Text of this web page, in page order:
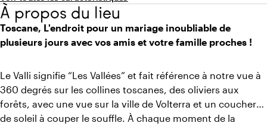
À propos du lieu
Toscane, L'endroit pour un mariage inoubliable de
plusieurs jours avec vos amis et votre famille proches !
Le Valli signifie “Les Vallées” et fait référence à notre vue à
360 degrés sur les collines toscanes, des oliviers aux
forêts, avec une vue sur la ville de Volterra et un coucher
de soleil à couper le souffle. À chaque moment de la